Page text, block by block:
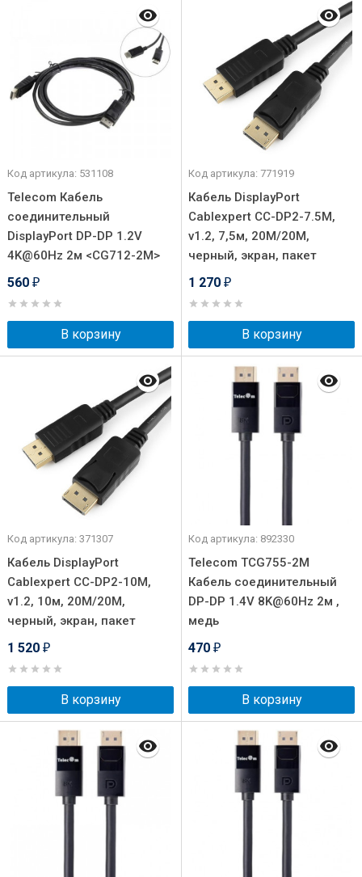
Код артикула: 531108
Telecom Кабель
соединительный
DisplayPort DP-DP 1.2V
4K@60Hz 2м <CG712-2M>
560 ₽
В корзину
Код артикула: 771919
Кабель DisplayPort
Cablexpert CC-DP2-7.5M,
v1.2, 7,5м, 20M/20M,
черный, экран, пакет
1 270 ₽
В корзину
Код артикула: 371307
Кабель DisplayPort
Cablexpert CC-DP2-10M,
v1.2, 10м, 20M/20M,
черный, экран, пакет
1 520 ₽
В корзину
Код артикула: 892330
Telecom TCG755-2M
Кабель соединительный
DP-DP 1.4V 8K@60Hz 2м ,
медь
470 ₽
В корзину